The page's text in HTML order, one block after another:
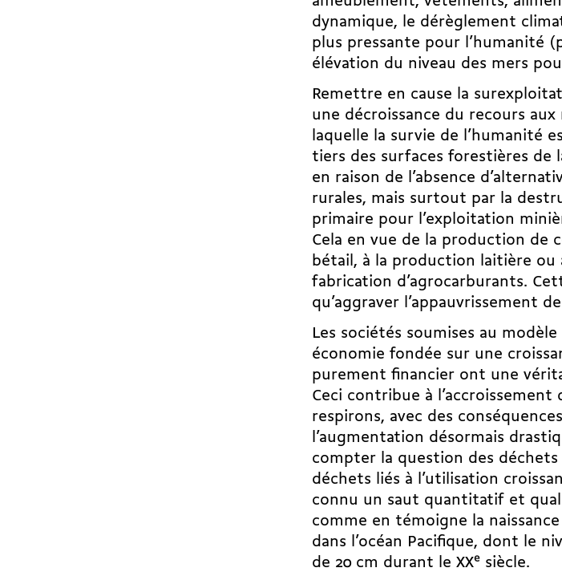
dynamique, le dérèglement
plus pressante pour l’humanité
élévation du niveau des mers
Remettre en cause la
une décroissance du recours aux
laquelle la survie de l’humanité
tiers des surfaces forestières de
en raison de l’absence
rurales, mais surtout par la
primaire pour l’exploitation
Cela en vue de la production de
bétail, à la production laitière ou
fabrication d’agrocarburants.
qu’aggraver l’appauvrissement
Les sociétés soumises au
économie fondée sur une
purement financier ont une
Ceci contribue à l’accroissement
respirons, avec des
l’augmentation désormais
compter la question des déchets
déchets liés à l’utilisation
connu un saut quantitatif et
comme en témoigne la
dans l’océan Pacifique, dont le
de 20 cm durant le XXesiècle.